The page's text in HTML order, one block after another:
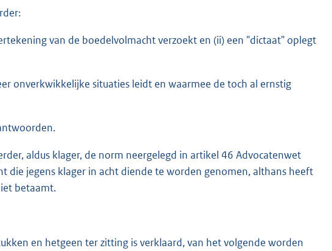
van de boedelvolmacht verzoekt en (ii) een "dictaat" oplegt
onverkwikkelijke situaties leidt en waarmee de toch al ernstig
aldus klager, de norm neergelegd in artikel 46 Advocatenwet
die jegens klager in acht diende te worden genomen, althans heeft
betaamt.
en hetgeen ter zitting is verklaard, van het volgende worden